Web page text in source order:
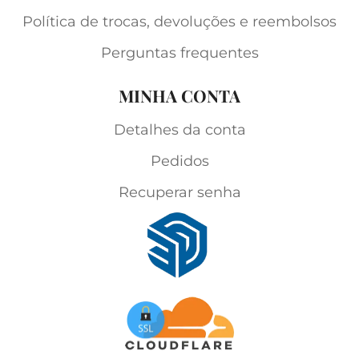
Política de trocas, devoluções e reembolsos
Perguntas frequentes
MINHA CONTA
Detalhes da conta
Pedidos
Recuperar senha